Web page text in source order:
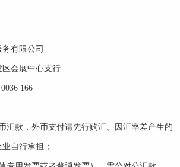
有限公司
会展中心支行
166
汇款，外币支付请先行购汇。因汇率差产生的
自行承担；